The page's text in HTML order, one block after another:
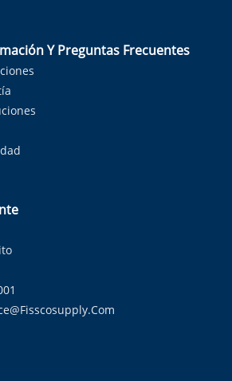
Y Preguntas Frecuentes